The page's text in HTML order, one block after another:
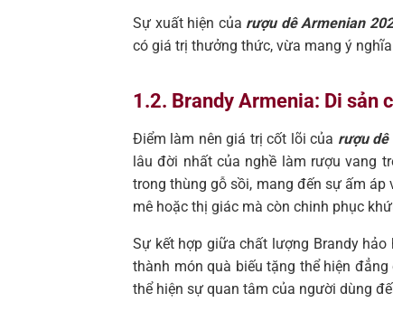
Sự xuất hiện của rượu dê Armenian
có giá trị thưởng thức, vừa mang ý
1.2. Brandy Armenia: Di sản
Điểm làm nên giá trị cốt lõi của rượu
lâu đời nhất của nghề làm rượu vang
trong thùng gỗ sồi, mang đến sự ấm
mê hoặc thị giác mà còn chinh phục
Sự kết hợp giữa chất lượng Brandy
thành món quà biếu tặng thể hiện
thể hiện sự quan tâm của người dùng